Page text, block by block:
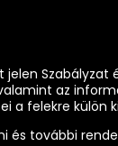
az
a felekre külön
és további